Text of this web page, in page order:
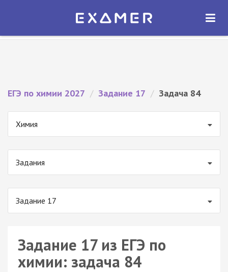
Экзамер — ЕГЭ 2027
ОТКРЫТЬ
ЕГЭ по химии 2027 / Задание 17 / Задача 84
Химия
Задания
Задание 17
Задание 17 из ЕГЭ по
химии: задача 84